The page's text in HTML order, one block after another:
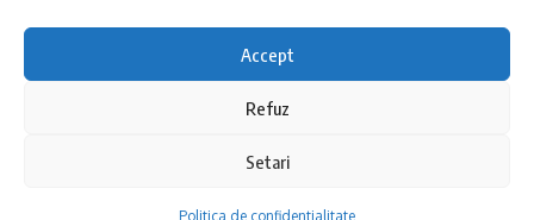
Accept
Refuz
Setari
Politica de confidentialitate
multe etnii, CELE MAI
Haideți în călătorie cu noi!
Politica de confidentialitate